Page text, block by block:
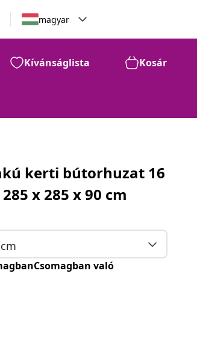
magyar
Kívánságlista Kosár
kerti bútorhuzat 16
x 285 x 90 cm
való